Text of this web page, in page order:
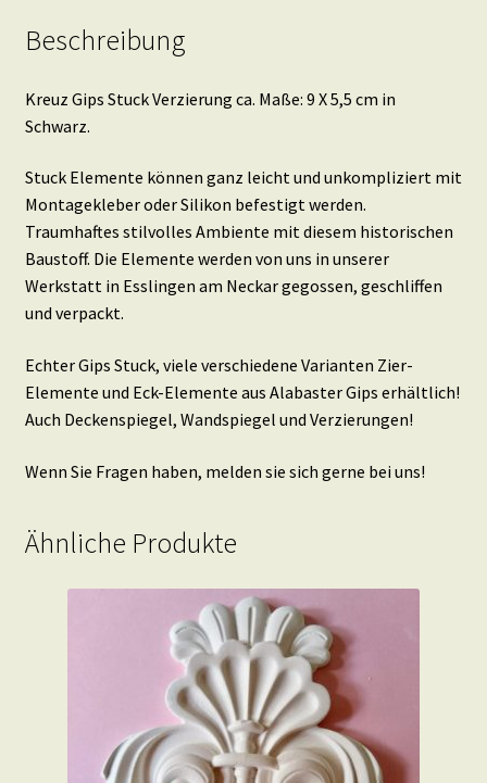
Beschreibung
Kreuz Gips Stuck Verzierung ca. Maße: 9 X 5,5 cm in
Schwarz.
Stuck Elemente können ganz leicht und unkompliziert mit
Montagekleber oder Silikon befestigt werden.
Traumhaftes stilvolles Ambiente mit diesem historischen
Baustoff. Die Elemente werden von uns in unserer
Werkstatt in Esslingen am Neckar gegossen, geschliffen
und verpackt.
Echter Gips Stuck, viele verschiedene Varianten Zier-
Elemente und Eck-Elemente aus Alabaster Gips erhältlich!
Auch Deckenspiegel, Wandspiegel und Verzierungen!
Wenn Sie Fragen haben, melden sie sich gerne bei uns!
Ähnliche Produkte